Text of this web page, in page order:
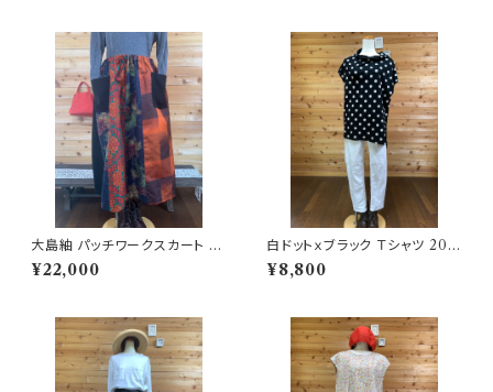
大島紬 パッチワークスカート 2
02503221658
¥22,000
白ドットｘブラック Ｔシャツ 202
506251701
¥8,800